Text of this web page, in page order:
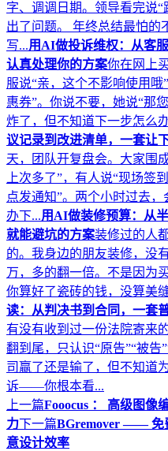
字、调调日期。领导看完说
出了问题。 年终总结最怕的
写...用AI做投诉维权：从客
认真处理你的方案你在网上
服说“亲，这个不影响使用
惠券”。你说不要，她说“那
炸了，但不知道下一步怎么
议记录到改进清单，一套让
天，团队开复盘会。大家围
上次多了”，有人说“现场签
点发通知”。两个小时过去
办下...用AI做装修预算：从
就能避坑的方案装修过的人
的。我身边的朋友装修，没
万，多的翻一倍。不是因为
你算好了瓷砖的钱，没算美
读：从判决书到合同，一套
有没有收到过一份法院寄来
翻到尾，只认识“原告”“被告
司赢了还是输了，但不知道
诉——你根本看...
上一篇Fooocus ： 高级图像
力下一篇BGremover —— 免
意设计效率